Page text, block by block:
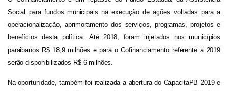
Social para fundos municipais na execução de ações voltadas para a
operacionalização, aprimoramento dos serviços, programas, projetos e
benefícios desta política. Até 2018, foram injetados nos municípios
paraibanos R$ 18,9 milhões e para o Cofinanciamento referente a 2019
serão disponibilizados R$ 6 milhões.
Na oportunidade, também foi realizada a abertura do CapacitaPB 2019 e